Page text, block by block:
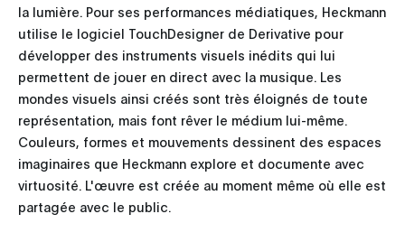
la lumière. Pour ses performances médiatiques, Heckmann
utilise le logiciel TouchDesigner de Derivative pour
développer des instruments visuels inédits qui lui
permettent de jouer en direct avec la musique. Les
mondes visuels ainsi créés sont très éloignés de toute
représentation, mais font rêver le médium lui-même.
Couleurs, formes et mouvements dessinent des espaces
imaginaires que Heckmann explore et documente avec
virtuosité. L'œuvre est créée au moment même où elle est
partagée avec le public.